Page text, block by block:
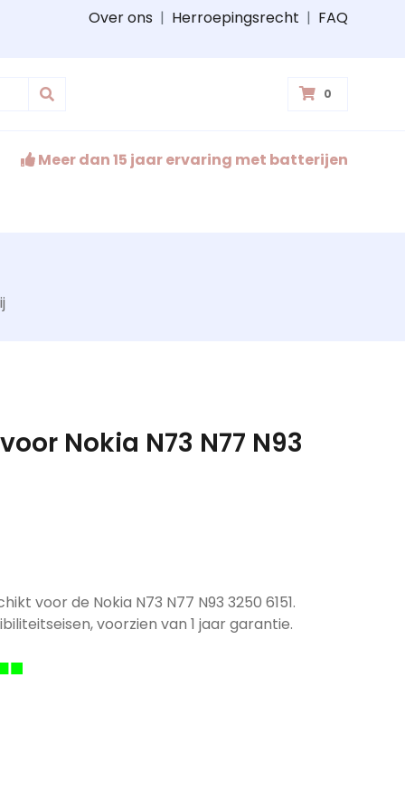
Over ons | Herroepingsrecht | FAQ
0
Meer dan 15 jaar ervaring met batterijen
Nokia N73 N77 N93
voor de Nokia N73 N77 N93 3250 6151.
voorzien van 1 jaar garantie.